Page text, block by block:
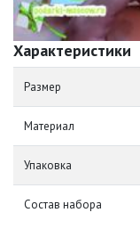
Характеристики
Размер
Материал
Упаковка
Состав набора